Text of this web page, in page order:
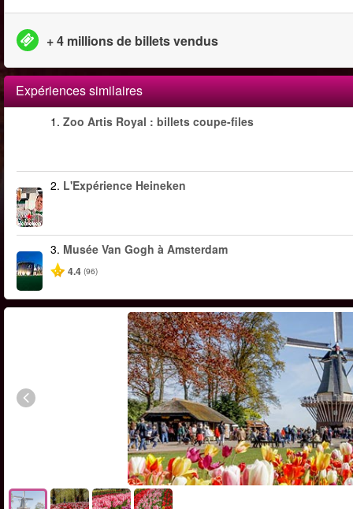
+ 4 millions de billets vendus
Expériences similaires
1. Zoo Artis Royal : billets coupe-files
2. L'Expérience Heineken
3. Musée Van Gogh à Amsterdam
4.4 (96)